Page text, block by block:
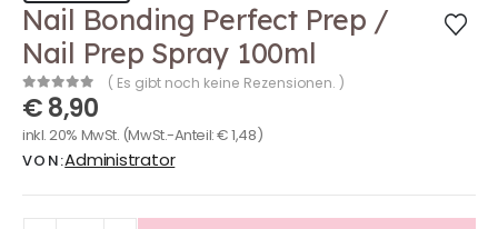
Nail Bonding Perfect Prep /
Nail Prep Spray 100ml
0out of 5
( Es gibt noch keine Rezensionen. )
€8,90
inkl. 20% MwSt. (MwSt.-Anteil:€1,48)
VON:Administrator